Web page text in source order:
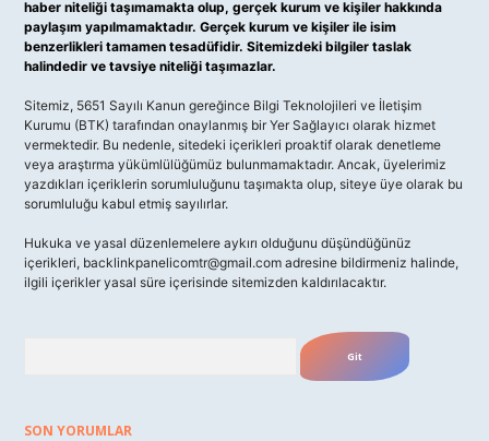
haber niteliği taşımamakta olup, gerçek kurum ve kişiler hakkında
paylaşım yapılmamaktadır. Gerçek kurum ve kişiler ile isim
benzerlikleri tamamen tesadüfidir. Sitemizdeki bilgiler taslak
halindedir ve tavsiye niteliği taşımazlar.
Sitemiz, 5651 Sayılı Kanun gereğince Bilgi Teknolojileri ve İletişim
Kurumu (BTK) tarafından onaylanmış bir Yer Sağlayıcı olarak hizmet
vermektedir. Bu nedenle, sitedeki içerikleri proaktif olarak denetleme
veya araştırma yükümlülüğümüz bulunmamaktadır. Ancak, üyelerimiz
yazdıkları içeriklerin sorumluluğunu taşımakta olup, siteye üye olarak bu
sorumluluğu kabul etmiş sayılırlar.
Hukuka ve yasal düzenlemelere aykırı olduğunu düşündüğünüz
içerikleri, backlinkpanelicomtr@gmail.com adresine bildirmeniz halinde,
ilgili içerikler yasal süre içerisinde sitemizden kaldırılacaktır.
SON YORUMLAR